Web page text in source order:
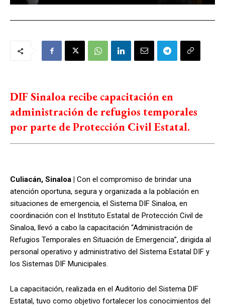
DIF Sinaloa recibe capacitación en
administración de refugios temporales
por parte de Protección Civil Estatal.
Culiacán, Sinaloa | Con el compromiso de brindar una
atención oportuna, segura y organizada a la población en
situaciones de emergencia, el Sistema DIF Sinaloa, en
coordinación con el Instituto Estatal de Protección Civil de
Sinaloa, llevó a cabo la capacitación “Administración de
Refugios Temporales en Situación de Emergencia”, dirigida al
personal operativo y administrativo del Sistema Estatal DIF y
los Sistemas DIF Municipales.
La capacitación, realizada en el Auditorio del Sistema DIF
Estatal, tuvo como objetivo fortalecer los conocimientos del